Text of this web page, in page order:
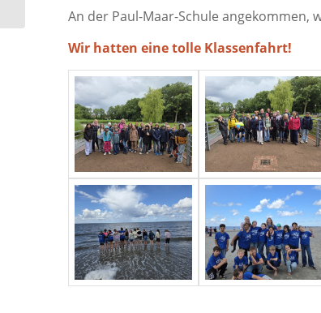
An der Paul-Maar-Schule angekommen,
Wir hatten eine tolle Klassenfahrt!